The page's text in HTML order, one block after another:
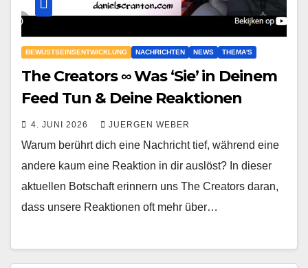
BEWUSTSEINSENTWICKLUNG NACHRICHTEN NEWS THEMA'S
The Creators ∞ Was ‘Sie’ in Deinem
Feed Tun & Deine Reaktionen
4. JUNI 2026 JUERGEN WEBER
Warum berührt dich eine Nachricht tief, während eine
andere kaum eine Reaktion in dir auslöst? In dieser
aktuellen Botschaft erinnern uns The Creators daran,
dass unsere Reaktionen oft mehr über…